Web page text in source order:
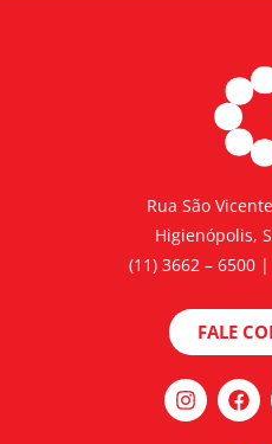
Rua São
Higienópolis,
(11) 3662 – 6500
FALE